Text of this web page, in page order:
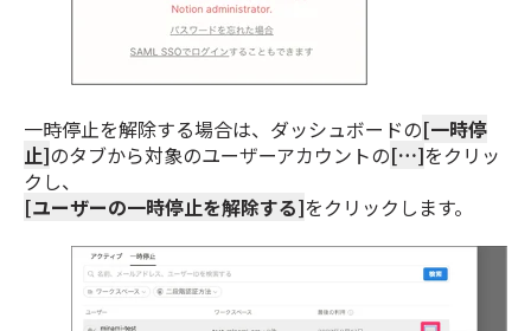
一時停止を解除する場合は、ダッシュボードの[一時停
止]のタブから対象のユーザーアカウントの[…]をクリッ
クし、
[ユーザーの一時停止を解除する]をクリックします。